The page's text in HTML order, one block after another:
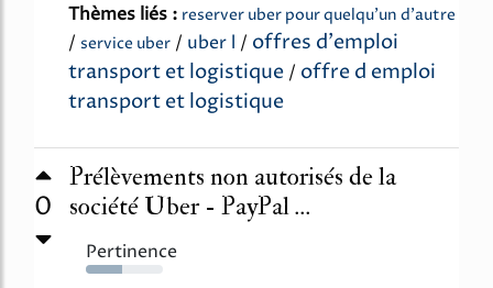
Thèmes liés : reserver uber pour quelqu'un d'autre
/ service uber / uber l / offres d'emploi
transport et logistique / offre d emploi
transport et logistique
0
Prélèvements non autorisés de la
société Uber - PayPal ...
Pertinence
47%